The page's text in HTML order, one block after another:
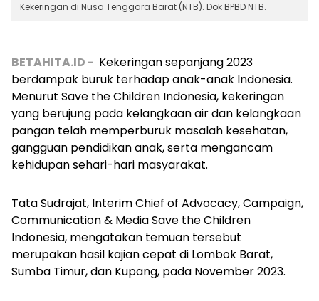
Kekeringan di Nusa Tenggara Barat (NTB). Dok BPBD NTB.
BETAHITA.ID - Kekeringan sepanjang 2023
berdampak buruk terhadap anak-anak Indonesia.
Menurut Save the Children Indonesia, kekeringan
yang berujung pada kelangkaan air dan kelangkaan
pangan telah memperburuk masalah kesehatan,
gangguan pendidikan anak, serta mengancam
kehidupan sehari-hari masyarakat.
Tata Sudrajat, Interim Chief of Advocacy, Campaign,
Communication & Media Save the Children
Indonesia, mengatakan temuan tersebut
merupakan hasil kajian cepat di Lombok Barat,
Sumba Timur, dan Kupang, pada November 2023.